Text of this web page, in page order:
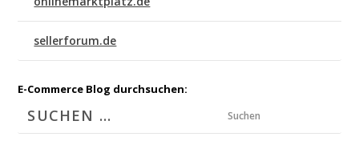
sellerforum.de
E-Commerce Blog durchsuchen:
Suchen